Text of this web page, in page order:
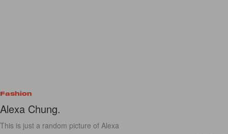
Fashion
Alexa Chung.
This is just a random picture of Alexa